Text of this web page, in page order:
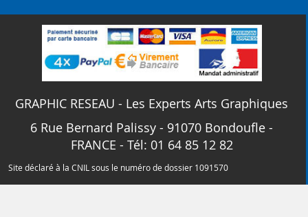
GRAPHIC RESEAU - Les Experts Arts Graphiques
6 Rue Bernard Palissy - 91070 Bondoufle -
FRANCE - Tél: 01 64 85 12 82
Site déclaré à la CNIL sous le numéro de dossier 1091570